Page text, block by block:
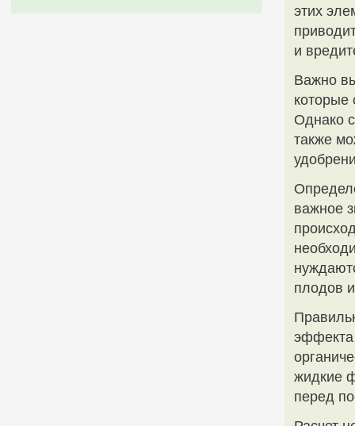
этих
и
Важно
которые
Однако
также
важное
плодов
эффекта
жидкие
перед